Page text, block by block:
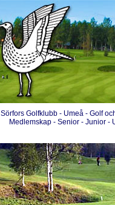
Sörfors Golfklubb - Umeå - Golf
Medlemskap - Senior - Junior -